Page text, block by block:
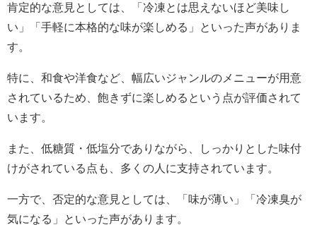
肯定的な意見としては、「冷凍とは思えないほど美味し
い」「手軽に本格的な味が楽しめる」といった声がありま
す。
特に、和食や洋食など、幅広いジャンルのメニューが用意
されているため、飽きずに楽しめるという点が評価されて
います。
また、低糖質・低塩分でありながら、しっかりとした味付
けがされている点も、多くの人に支持されています。
一方で、否定的な意見としては、「味が薄い」「冷凍臭が
気になる」といった声があります。